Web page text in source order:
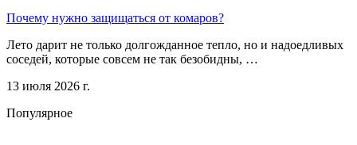
Почему нужно защищаться от комаров?
Лето дарит не только долгожданное тепло, но и надоедливых
соседей, которые совсем не так безобидны, …
13 июля 2026 г.
Популярное